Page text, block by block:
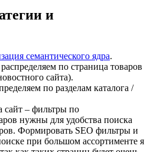
и
семантического ядра.
по страница товаров
сайта).
по разделам каталога /
сайт – фильтры по
нужны для удобства поиска
Формировать SEO фильтры и
при большом ассортименте я